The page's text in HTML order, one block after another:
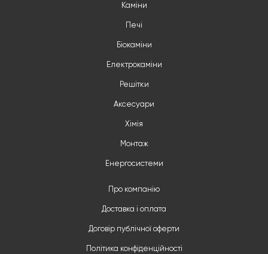
Каміни
Печі
Біокаміни
Електрокаміни
Решітки
Аксесуари
Хімія
Монтаж
Енергосистеми
Про компанію
Доставка і оплата
Договір публічної оферти
Політика конфіденційності